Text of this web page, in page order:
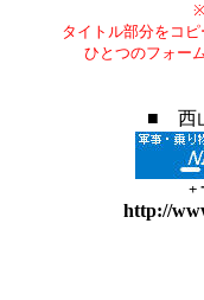
タイトル部分をコ
ひとつのフォー
■ 西
+
http://